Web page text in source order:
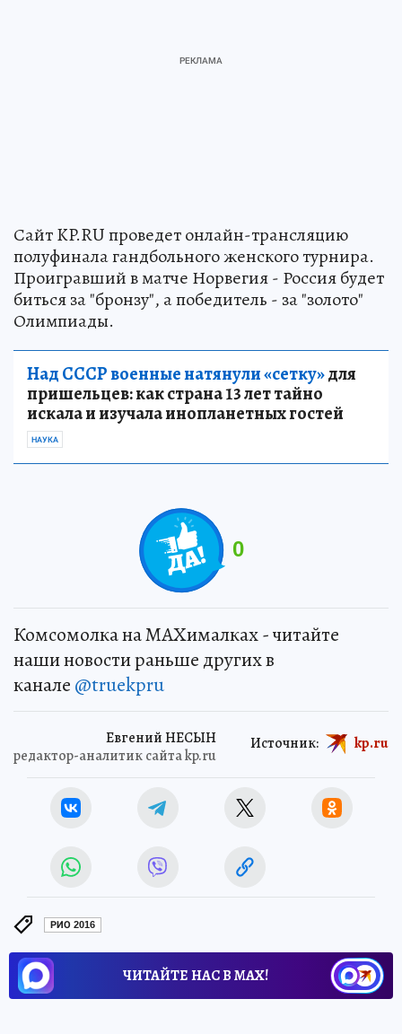
Сайт KP.RU проведет онлайн-трансляцию
полуфинала гандбольного женского турнира.
Проигравший в матче Норвегия - Россия будет
биться за "бронзу", а победитель - за "золото"
Олимпиады.
Над СССР военные натянули «сетку»для
пришельцев: как страна 13 лет тайно
искала и изучала инопланетных гостей
НАУКА
0
Комсомолка на MAXималках - читайте
наши новости раньше других в
канале @truekpru
Евгений НЕСЫН
редактор-аналитик сайта kp.ru
Источник: kp.ru
РИО 2016
ЧИТАЙТЕ НАС В МАХ!